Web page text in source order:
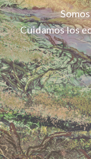
Cuidamos los